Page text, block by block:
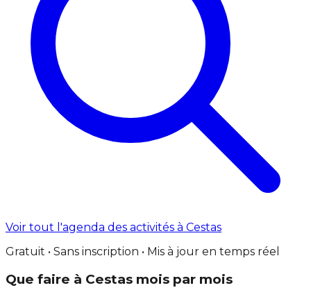
Voir tout l'agenda des activités à Cestas
Gratuit • Sans inscription • Mis à jour en temps réel
Que faire à Cestas mois par mois